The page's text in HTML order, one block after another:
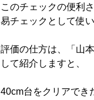
このチェックの便利
易チェックとして使
評価の仕方は、「山
して紹介しますと、
40cm台をクリアでき